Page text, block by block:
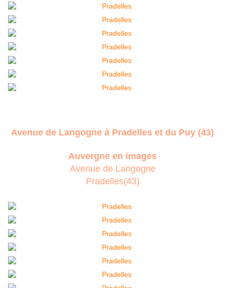
Avenue de Langogne à Pradelles et du Puy (43)
Auvergne en images
Avenue de Langogne
Pradelles(43)